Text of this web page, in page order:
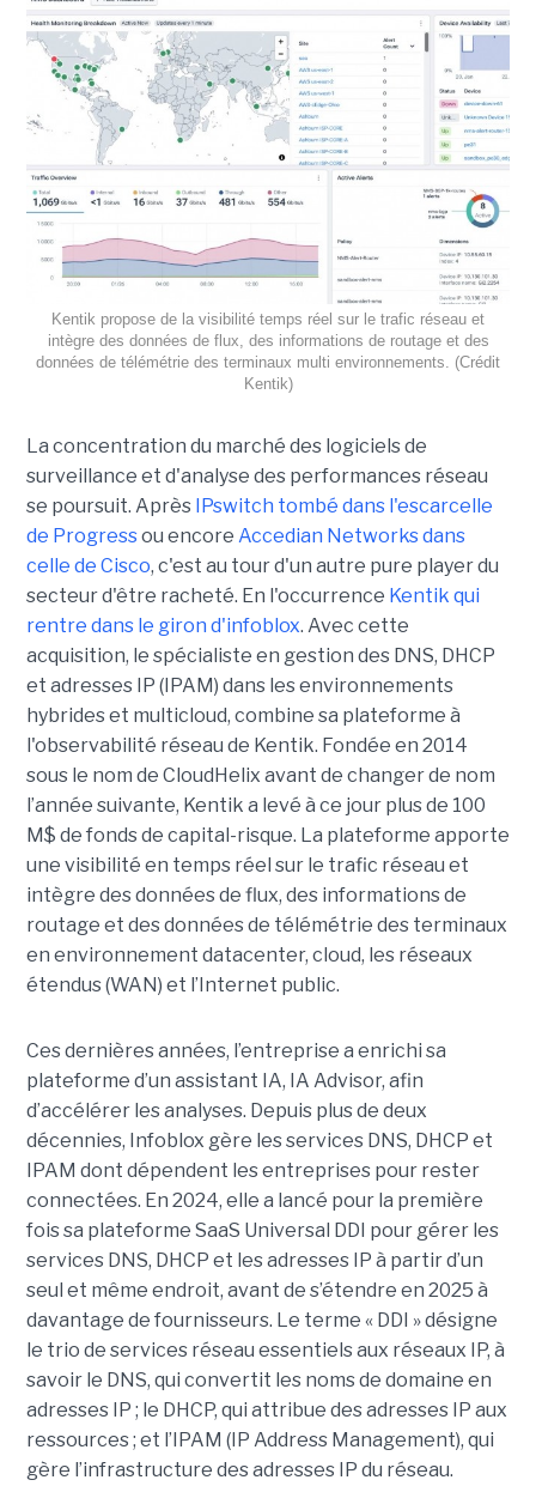
Kentik propose de la visibilité temps réel sur le trafic réseau et
intègre des données de flux, des informations de routage et des
données de télémétrie des terminaux multi environnements. (Crédit
Kentik)
La concentration du marché des logiciels de
surveillance et d'analyse des performances réseau
se poursuit. Après IPswitch tombé dans l'escarcelle
de Progressou encore Accedian Networks dans
celle de Cisco, c'est au tour d'un autre pure player du
secteur d'être racheté. En l'occurrence Kentik qui
rentre dans le giron d'infoblox. Avec cette
acquisition, le spécialiste en gestion des DNS, DHCP
et adresses IP (IPAM) dans les environnements
hybrides et multicloud, combine sa plateforme à
l'observabilité réseau de Kentik. Fondée en 2014
sous le nom de CloudHelix avant de changer de nom
l’année suivante, Kentik a levé à ce jour plus de 100
M$ de fonds de capital-risque. La plateforme apporte
une visibilité en temps réel sur le trafic réseau et
intègre des données de flux, des informations de
routage et des données de télémétrie des terminaux
en environnement datacenter, cloud, les réseaux
étendus (WAN) et l’Internet public.
Ces dernières années, l’entreprise a enrichi sa
plateforme d’un assistant IA, IA Advisor, afin
d’accélérer les analyses. Depuis plus de deux
décennies, Infoblox gère les services DNS, DHCP et
IPAM dont dépendent les entreprises pour rester
connectées. En 2024, elle a lancé pour la première
fois sa plateforme SaaS Universal DDI pour gérer les
services DNS, DHCP et les adresses IP à partir d’un
seul et même endroit, avant de s’étendre en 2025 à
davantage de fournisseurs. Le terme « DDI » désigne
le trio de services réseau essentiels aux réseaux IP, à
savoir le DNS, qui convertit les noms de domaine en
adresses IP ; le DHCP, qui attribue des adresses IP aux
ressources ; et l’IPAM (IP Address Management), qui
gère l’infrastructure des adresses IP du réseau.